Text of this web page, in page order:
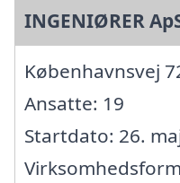
INGENIØRER
Københavnsvej
Ansatte: 19
Startdato: 26.